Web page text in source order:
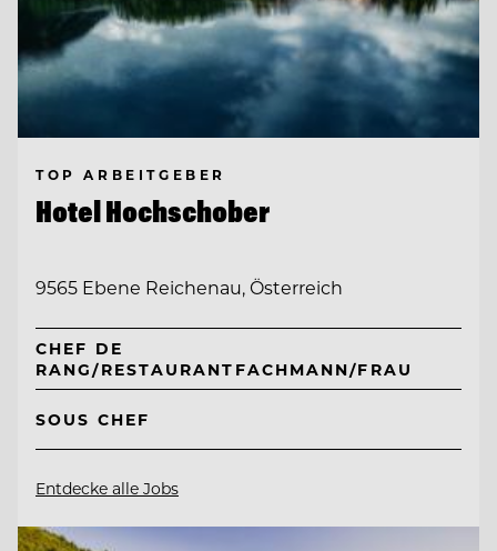
TOP ARBEITGEBER
Hotel Hochschober
9565 Ebene Reichenau, Österreich
CHEF DE
RANG/RESTAURANTFACHMANN/FRAU
SOUS CHEF
Entdecke alle Jobs